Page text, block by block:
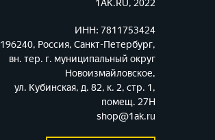
1AK.RU, 2022
ИНН: 7811753424
196240, Россия, Санкт-Петербург,
вн. тер. г. муниципальный округ
Новоизмайловское,
ул. Кубинская, д. 82, к. 2, стр. 1,
помещ. 27Н
shop@1ak.ru